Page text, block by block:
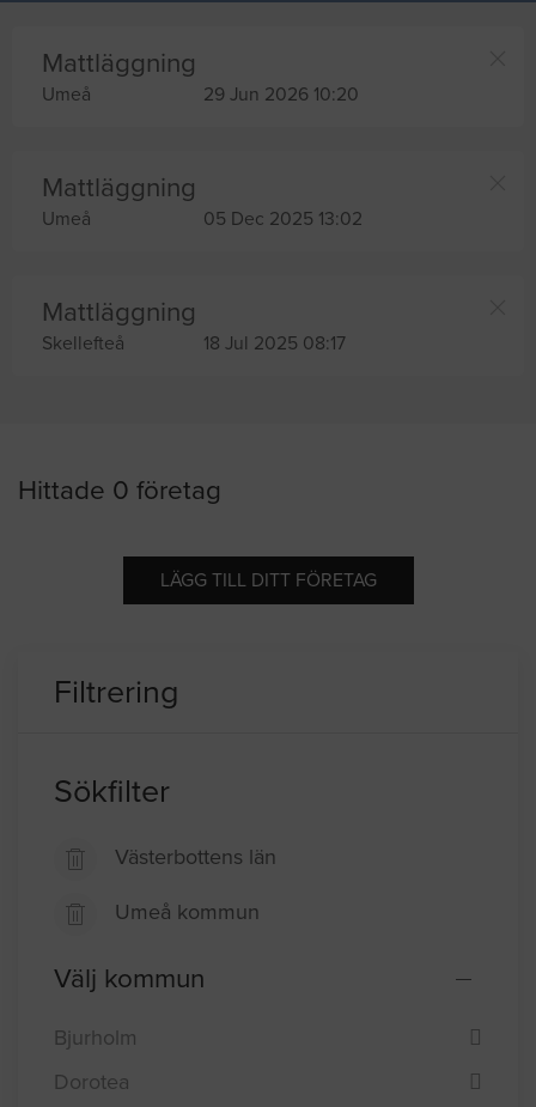
Mattläggning
Umeå 29 Jun 2026 10:20
Mattläggning
Umeå 05 Dec 2025 13:02
Mattläggning
Skellefteå 18 Jul 2025 08:17
Hittade 0 företag
LÄGG TILL DITT FÖRETAG
Filtrering
Sökfilter
Västerbottens län
Umeå kommun
Välj kommun
Bjurholm
Dorotea